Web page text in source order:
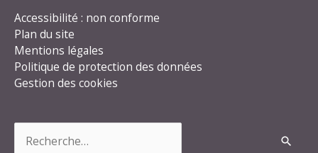
Accessibilité : non conforme
Plan du site
Mentions légales
Politique de protection des données
Gestion des cookies